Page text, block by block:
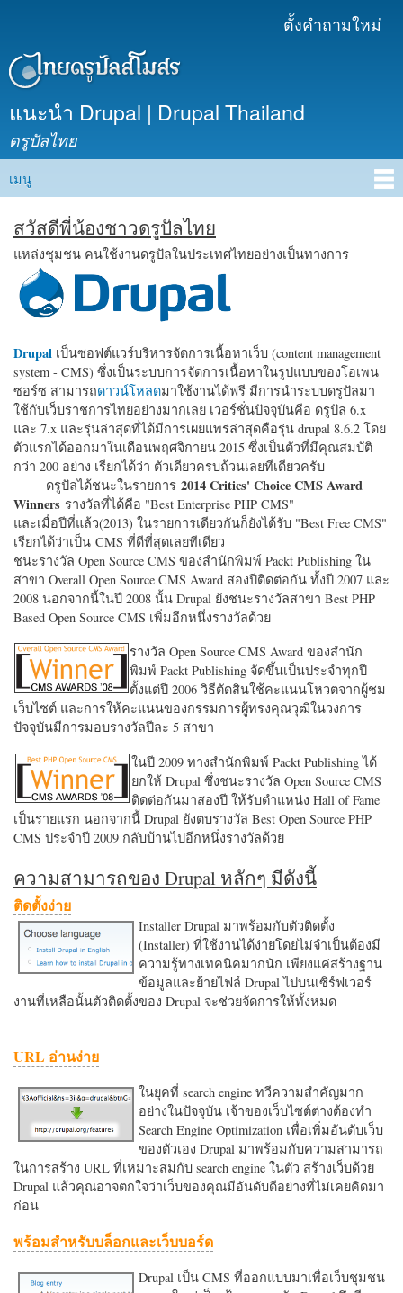
เนื้อหา
ตั้งคำถามใหม่
แนะนำ Drupal | Drupal Thailand
ดรูปัลไทย
Main menu
เมนู
สวัสดีพี่น้องชาวดรูปัลไทย
แหล่งชุมชน คนใช้งานดรูปัลในประเทศไทยอย่างเป็นทางการ
Drupal เป็นซอฟต์แวร์บริหารจัดการเนื้อหาเว็บ (content management
system - CMS) ซึ่งเป็นระบบการจัดการเนื้อหาในรูปแบบของโอเพน
ซอร์ซ สามารถดาวน์โหลดมาใช้งานได้ฟรี มีการนำระบบดรูปัลมา
ใช้กับเว็บราชการไทยอย่างมากเลย เวอร์ชั่นปัจจุบันคือ ดรูปัล 6.x
และ 7.x และรุ่นล่าสุดที่ได้มีการเผยแพร่ล่าสุดคือรุ่น drupal 8.6.2 โดย
ตัวแรกได้ออกมาในเดือนพฤศจิกายน 2015 ซึ่งเป็นตัวที่มีคุณสมบัติ
กว่า 200 อย่าง เรียกได้ว่า ตัวเดียวครบถ้วนเลยทีเดียวครับ
ดรูปัลได้ชนะในรายการ 2014 Critics' Choice CMS Award
Winners รางวัลที่ได้คือ "Best Enterprise PHP CMS"
และเมื่อปีที่แล้ว(2013) ในรายการเดียวกันก็ยังได้รับ "Best Free CMS"
เรียกได้ว่าเป็น CMS ที่ดีที่สุดเลยทีเดียว
ชนะรางวัล Open Source CMS ของสำนักพิมพ์ Packt Publishing ใน
สาขา Overall Open Source CMS Award สองปีติดต่อกัน ทั้งปี 2007 และ
2008 นอกจากนี้ในปี 2008 นั้น Drupal ยังชนะรางวัลสาขา Best PHP
Based Open Source CMS เพิ่มอีกหนึ่งรางวัลด้วย
รางวัล Open Source CMS Award ของสำนัก
พิมพ์ Packt Publishing จัดขึ้นเป็นประจำทุกปี
ตั้งแต่ปี 2006 วิธีตัดสินใช้คะแนนโหวตจากผู้ชม
เว็บไซต์ และการให้คะแนนของกรรมการผู้ทรงคุณวุฒิในวงการ
ปัจจุบันมีการมอบรางวัลปีละ 5 สาขา
ในปี 2009 ทางสำนักพิมพ์ Packt Publishing ได้
ยกให้ Drupal ซึ่งชนะรางวัล Open Source CMS
ติดต่อกันมาสองปี ให้รับตำแหน่ง Hall of Fame
เป็นรายแรก นอกจากนี้ Drupal ยังตบรางวัล Best Open Source PHP
CMS ประจำปี 2009 กลับบ้านไปอีกหนึ่งรางวัลด้วย
ความสามารถของ Drupal หลักๆ มีดังนี้
ติดตั้งง่าย
Installer Drupal มาพร้อมกับตัวติดตั้ง
(Installer) ที่ใช้งานได้ง่ายโดยไม่จำเป็นต้องมี
ความรู้ทางเทคนิคมากนัก เพียงแค่สร้างฐาน
ข้อมูลและย้ายไฟล์ Drupal ไปบนเซิร์ฟเวอร์
งานที่เหลือนั้นตัวติดตั้งของ Drupal จะช่วยจัดการให้ทั้งหมด
URL อ่านง่าย
ในยุคที่ search engine ทวีความสำคัญมาก
อย่างในปัจจุบัน เจ้าของเว็บไซต์ต่างต้องทำ
Search Engine Optimization เพื่อเพิ่มอันดับเว็บ
ของตัวเอง Drupal มาพร้อมกับความสามารถ
ในการสร้าง URL ที่เหมาะสมกับ search engine ในตัว สร้างเว็บด้วย
Drupal แล้วคุณอาจตกใจว่าเว็บของคุณมีอันดับดีอย่างที่ไม่เคยคิดมา
ก่อน
พร้อมสำหรับบล็อกและเว็บบอร์ด
Drupal เป็น CMS ที่ออกแบบมาเพื่อเว็บชุมชน